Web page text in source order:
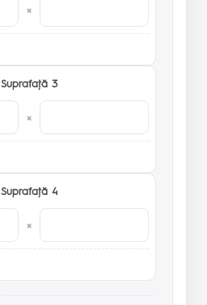
×
Suprafaţă 3
×
Suprafaţă 4
×